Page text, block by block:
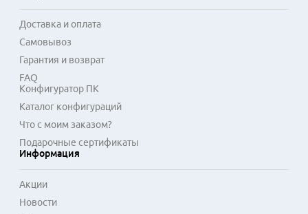
Доставка и оплата
Самовывоз
Гарантия и возврат
FAQ
Конфигуратор ПК
Каталог конфигураций
Что с моим заказом?
Подарочные сертификаты
Информация
Акции
Новости